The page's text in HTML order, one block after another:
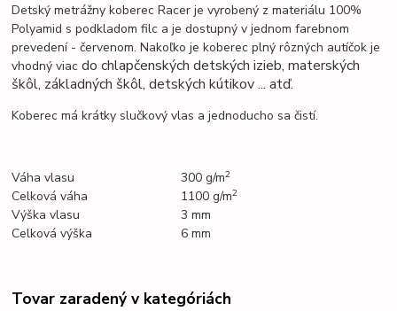
Detský metrážny koberec Racer je vyrobený z materiálu 100%
Polyamid s podkladom filc a je dostupný v jednom farebnom
prevedení - červenom. Nakoľko je koberec plný rôzných autíčok je
vhodný viacdo chlapčenských detských izieb, materských
škôl, základných škôl, detských kútikov ... atď.
Koberec má krátky slučkový vlas a jednoducho sa čistí.
Váha vlasu 300 g/m2
Celková váha 1100 g/m2
Výška vlasu
3 mm
Celková výška
6 mm
Tovar zaradený v kategóriách